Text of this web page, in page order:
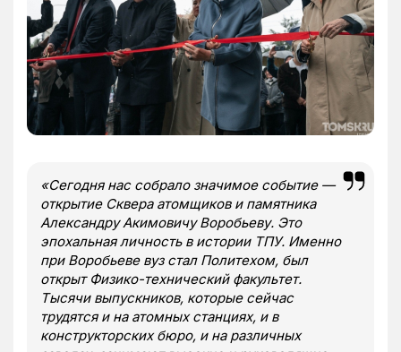
«Сегодня нас собрало значимое событие —
открытие Сквера атомщиков и памятника
Александру Акимовичу Воробьеву. Это
эпохальная личность в истории ТПУ. Именно
при Воробьеве вуз стал Политехом, был
открыт Физико-технический факультет.
Тысячи выпускников, которые сейчас
трудятся и на атомных станциях, и в
конструкторских бюро, и на различных